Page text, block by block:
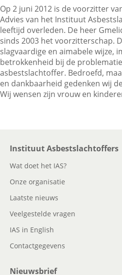
Veelgestelde vragen
Contactgegevens
Zoeken
Op 2 juni 2012 is de voorzitter
Advies van het Instituut
leeftijd overleden. De heer
sinds 2003 het voorzitterschap.
slagvaardige en aimabele wijze,
betrokkenheid bij de
asbestslachtoffer. Bedroefd,
en dankbaarheid gedenken wij
Wij wensen zijn vrouw en
Instituut Asbestslachtoffers
Wat doet het IAS?
Onze organisatie
Laatste nieuws
Veelgestelde vragen
IAS in English
Contactgegevens
Nieuwsbrief